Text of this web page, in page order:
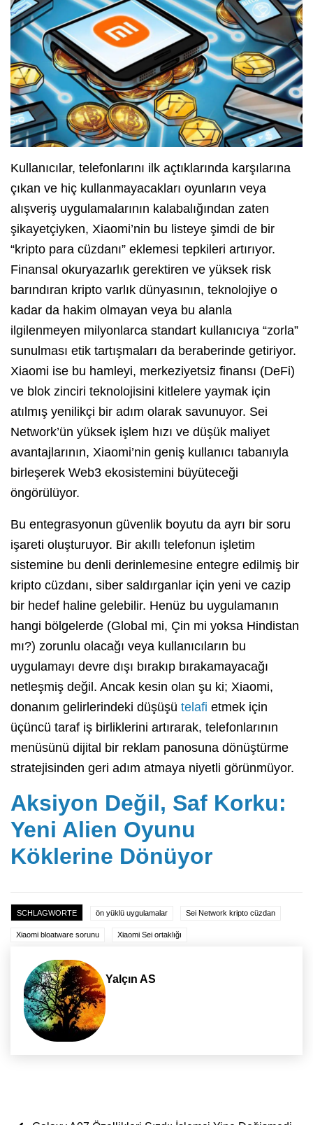
Kullanıcılar, telefonlarını ilk açtıklarında karşılarına
çıkan ve hiç kullanmayacakları oyunların veya
alışveriş uygulamalarının kalabalığından zaten
şikayetçiyken, Xiaomi’nin bu listeye şimdi de bir
“kripto para cüzdanı” eklemesi tepkileri artırıyor.
Finansal okuryazarlık gerektiren ve yüksek risk
barındıran kripto varlık dünyasının, teknolojiye o
kadar da hakim olmayan veya bu alanla
ilgilenmeyen milyonlarca standart kullanıcıya “zorla”
sunulması etik tartışmaları da beraberinde getiriyor.
Xiaomi ise bu hamleyi, merkeziyetsiz finansı (DeFi)
ve blok zinciri teknolojisini kitlelere yaymak için
atılmış yenilikçi bir adım olarak savunuyor. Sei
Network’ün yüksek işlem hızı ve düşük maliyet
avantajlarının, Xiaomi’nin geniş kullanıcı tabanıyla
birleşerek Web3 ekosistemini büyüteceği
öngörülüyor.
Bu entegrasyonun güvenlik boyutu da ayrı bir soru
işareti oluşturuyor. Bir akıllı telefonun işletim
sistemine bu denli derinlemesine entegre edilmiş bir
kripto cüzdanı, siber saldırganlar için yeni ve cazip
bir hedef haline gelebilir. Henüz bu uygulamanın
hangi bölgelerde (Global mi, Çin mi yoksa Hindistan
mı?) zorunlu olacağı veya kullanıcıların bu
uygulamayı devre dışı bırakıp bırakamayacağı
netleşmiş değil. Ancak kesin olan şu ki; Xiaomi,
donanım gelirlerindeki düşüşü telafi etmek için
üçüncü taraf iş birliklerini artırarak, telefonlarının
menüsünü dijital bir reklam panosuna dönüştürme
stratejisinden geri adım atmaya niyetli görünmüyor.
Aksiyon Değil, Saf Korku:
Yeni Alien Oyunu
Köklerine Dönüyor
SCHLAGWORTE ön yüklü uygulamalar Sei Network kripto cüzdan
Xiaomi bloatware sorunu Xiaomi Sei ortaklığı
Yalçın AS